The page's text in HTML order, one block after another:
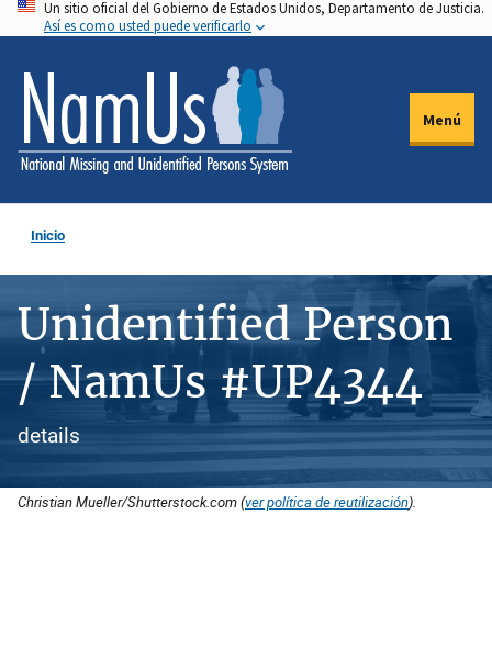
Pasar
al
contenido
principal
Un sitio oficial del Gobierno de Estados Unidos, Departamento de Justicia.
Así es como usted puede verificarlo
Menú
Inicio
Unidentified Person
/ NamUs #UP4344
details
Christian Mueller/Shutterstock.com (ver política de reutilización).